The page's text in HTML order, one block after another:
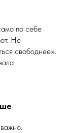
по себе
Не
свободнее».